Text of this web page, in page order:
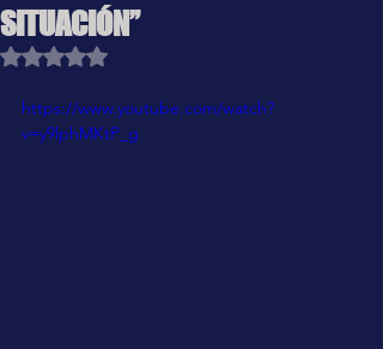
SITUACIÓN”
Obtuvo NaN de 5 estrellas.
https://www.youtube.com/watch?
v=y9lphMKtP_g